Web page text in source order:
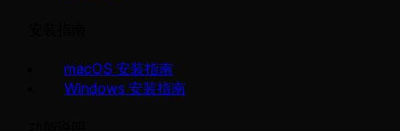
macOS 安装指南
Windows 安装指南